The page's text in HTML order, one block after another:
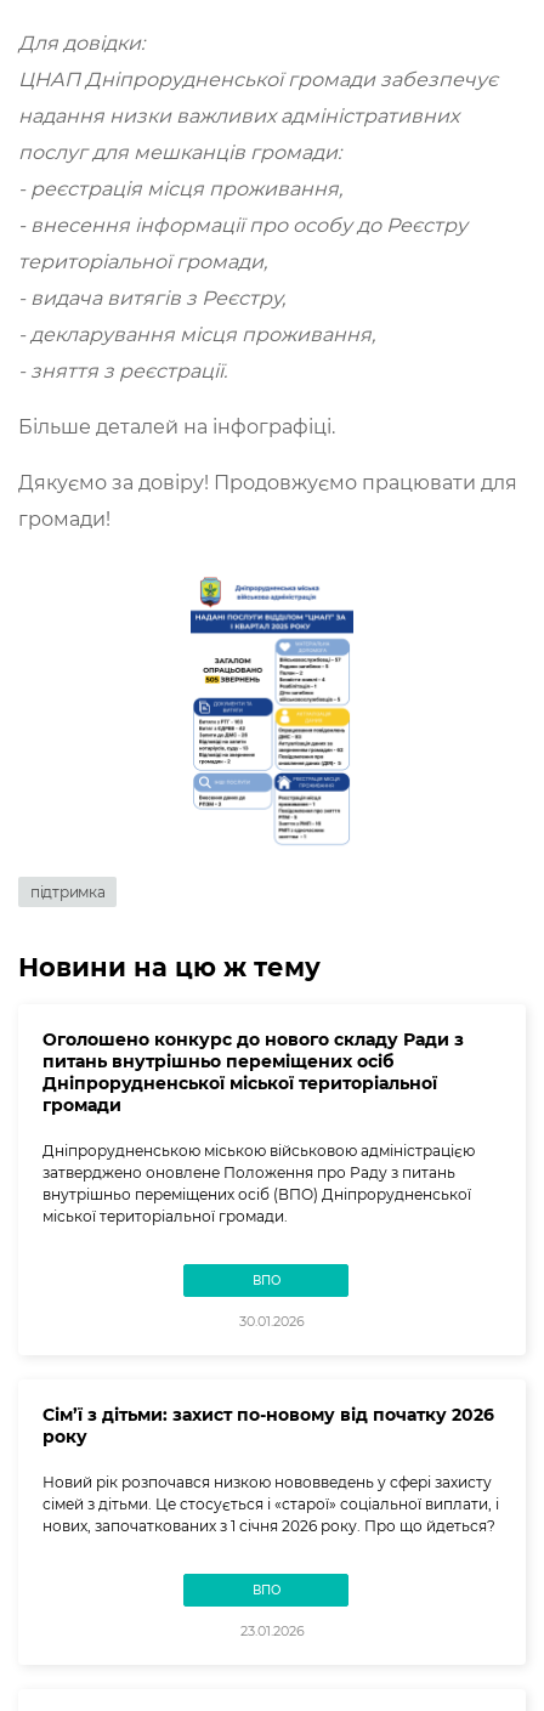
Для довідки:
ЦНАП Дніпрорудненської громади забезпечує
надання низки важливих адміністративних
послуг для мешканців громади:
- реєстрація місця проживання,
- внесення інформації про особу до Реєстру
територіальної громади,
- видача витягів з Реєстру,
- декларування місця проживання,
- зняття з реєстрації.
Більше деталей на інфографіці.
Дякуємо за довіру! Продовжуємо працювати для
громади!
підтримка
Новини на цю ж тему
Оголошено конкурс до нового складу Ради з
питань внутрішньо переміщених осіб
Дніпрорудненської міської територіальної
громади
Дніпрорудненською міською військовою адміністрацією
затверджено оновлене Положення про Раду з питань
внутрішньо переміщених осіб (ВПО) Дніпрорудненської
міської територіальної громади.
ВПО
30.01.2026
Сім’ї з дітьми: захист по-новому від початку 2026
року
Новий рік розпочався низкою нововведень у сфері захисту
сімей з дітьми. Це стосується і «старої» соціальної виплати, і
нових, започаткованих з 1 січня 2026 року. Про що йдеться?
ВПО
23.01.2026